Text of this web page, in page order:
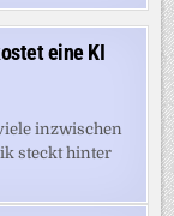
eine KI
inzwischen
steckt hinter